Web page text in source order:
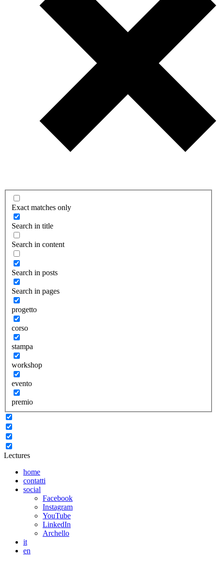
Exact matches only
Search in title
Search in content
Search in posts
Search in pages
progetto
corso
stampa
workshop
evento
premio
Lectures
home
contatti
social
Facebook
Instagram
YouTube
LinkedIn
Archello
it
en